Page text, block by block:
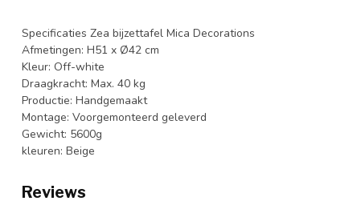
Specificaties Zea bijzettafel Mica Decorations
Afmetingen: H51 x Ø42 cm
Kleur: Off-white
Draagkracht: Max. 40 kg
Productie: Handgemaakt
Montage: Voorgemonteerd geleverd
Gewicht: 5600g
kleuren: Beige
Reviews